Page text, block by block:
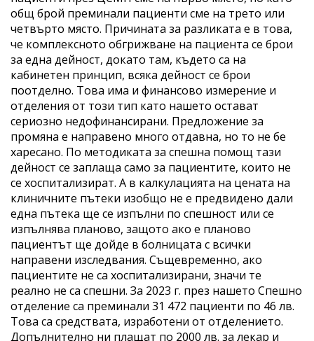
общ брой преминали пациенти сме на трето или
четвърто място. Причината за разликата е в това,
че комплексното обгрижване на пациента се брои
за една дейност, докато там, където са на
кабинетен принцип, всяка дейност се брои
поотделно. Това има и финансово измерение и
отделения от този тип като нашето остават
сериозно недофинансирани. Предложение за
промяна е направено много отдавна, но то не бе
харесано. По методиката за спешна помощ тази
дейност се заплаща само за пациентите, които не
се хоспитализират. А в калкулацията на цената на
клиничните пътеки изобщо не е предвидено дали
една пътека ще се изпълни по спешност или се
изпълнява планово, защото ако е планово
пациентът ще дойде в болницата с всички
направени изследвания. Същевременно, ако
пациентите не са хоспитализирани, значи те
реално не са спешни. За 2023 г. през нашето Спешно
отделение са преминали 31 472 пациенти по 46 лв.
Това са средствата, изработени от отделението.
Допълнително ни плащат по 2000 лв. за лекар и